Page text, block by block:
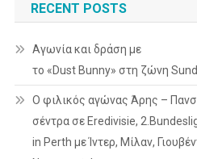
RECENT POSTS
Αγωνία και δράση με
το «Dust Bunny» στη ζώνη
Ο φιλικός αγώνας Άρης –
σέντρα σε Eredivisie,
in Perth με Ίντερ, Μίλαν,